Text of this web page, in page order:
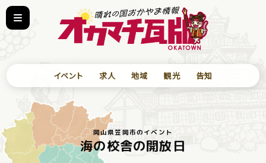
イベント 求人 地域 観光 告知
岡山県笠岡市のイベント
海の校舎の開放日